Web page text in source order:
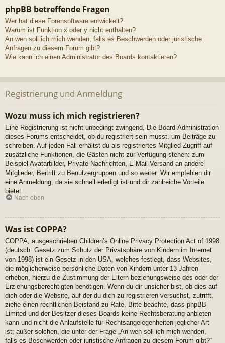
phpBB betreffende Fragen
Wer hat diese Forensoftware entwickelt?
Warum ist Funktion x oder y nicht enthalten?
An wen soll ich mich wenden, falls es Beschwerden oder juristische
Anfragen zu diesem Forum gibt?
Wie kann ich einen Administrator des Boards kontaktieren?
Registrierung und Anmeldung
Wozu muss ich mich registrieren?
Eine Registrierung ist nicht unbedingt zwingend. Die Board-Administration
dieses Forums entscheidet, ob du registriert sein musst, um Beiträge zu
schreiben. Auf jeden Fall erhältst du als registriertes Mitglied Zugriff auf
zusätzliche Funktionen, die Gästen nicht zur Verfügung stehen: zum
Beispiel Avatarbilder, Private Nachrichten, E-Mail-Versand an andere
Mitglieder, Beitritt zu Benutzergruppen und so weiter. Wir empfehlen dir
eine Anmeldung, da sie schnell erledigt ist und dir zahlreiche Vorteile
bietet.
Nach oben
Was ist COPPA?
COPPA, ausgeschrieben Children’s Online Privacy Protection Act of 1998
(deutsch: Gesetz zum Schutz der Privatsphäre von Kindern im Internet
von 1998) ist ein Gesetz in den USA, welches festlegt, dass Websites,
die möglicherweise persönliche Daten von Kindern unter 13 Jahren
erheben, hierzu die Zustimmung der Eltern beziehungsweise des oder der
Erziehungsberechtigten benötigen. Wenn du dir unsicher bist, ob dies auf
dich oder die Website, auf der du dich zu registrieren versuchst, zutrifft,
ziehe einen rechtlichen Beistand zu Rate. Bitte beachte, dass phpBB
Limited und der Besitzer dieses Boards keine Rechtsberatung anbieten
kann und nicht die Anlaufstelle für Rechtsangelegenheiten jeglicher Art
ist; außer solchen, die unter der Frage „An wen soll ich mich wenden,
falls es Beschwerden oder juristische Anfragen zu diesem Forum gibt?“